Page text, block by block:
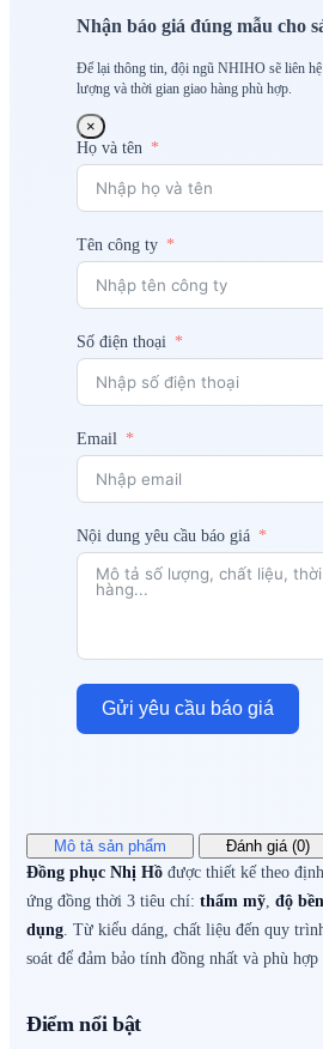
Nhận báo giá đúng mẫu cho
Để lại thông tin, đội ngũ NHIHO sẽ liên
lượng và thời gian giao hàng phù hợp.
×
Họ và tên
Tên công ty
Số điện thoại
Email
Nội dung yêu cầu báo giá
Gửi yêu cầu báo giá
Mô tả sản phẩm
Đánh giá (0)
Đồng phục Nhị Hồ được thiết kế theo
ứng đồng thời 3 tiêu chí: thẩm mỹ, độ bền
dụng. Từ kiểu dáng, chất liệu đến quy
soát để đảm bảo tính đồng nhất và phù
Điểm nổi bật